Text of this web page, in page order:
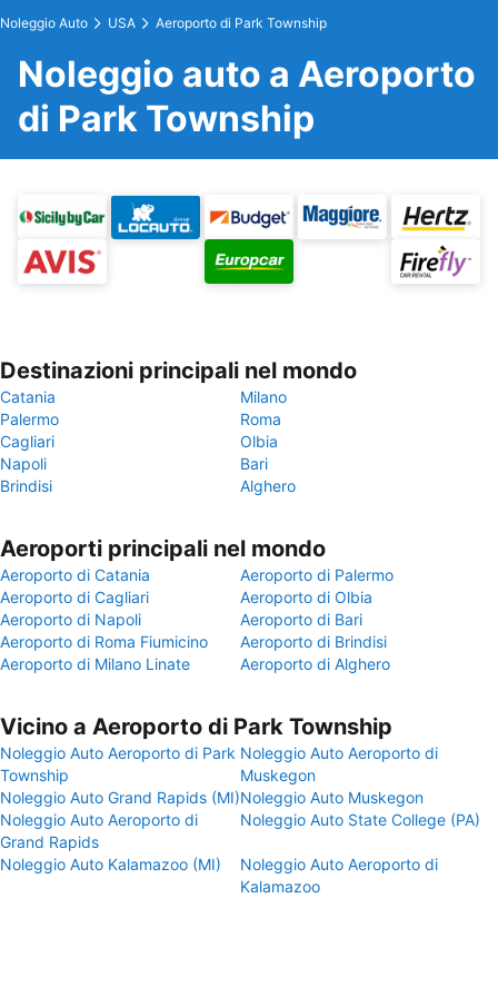
Noleggio Auto USA Aeroporto di Park Township
Noleggio auto a Aeroporto
di Park Township
Destinazioni principali nel mondo
Catania
Milano
Palermo
Roma
Cagliari
Olbia
Napoli
Bari
Brindisi
Alghero
Aeroporti principali nel mondo
Aeroporto di Catania
Aeroporto di Palermo
Aeroporto di Cagliari
Aeroporto di Olbia
Aeroporto di Napoli
Aeroporto di Bari
Aeroporto di Roma Fiumicino
Aeroporto di Brindisi
Aeroporto di Milano Linate
Aeroporto di Alghero
Vicino a Aeroporto di Park Township
Noleggio Auto Aeroporto di Park
Township
Noleggio Auto Aeroporto di
Muskegon
Noleggio Auto Grand Rapids (MI)Noleggio Auto Muskegon
Noleggio Auto Aeroporto di
Grand Rapids
Noleggio Auto State College (PA)
Noleggio Auto Kalamazoo (MI)
Noleggio Auto Aeroporto di
Kalamazoo